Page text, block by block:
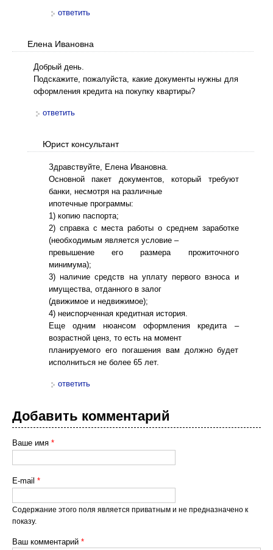
ответить
Елена Ивановна
Добрый день.
Подскажите, пожалуйста, какие документы нужны для
оформления кредита на покупку квартиры?
ответить
Юрист консультант
Здравствуйте, Елена Ивановна.
Основной пакет документов, который требуют
банки, несмотря на различные
ипотечные программы:
1) копию паспорта;
2) справка с места работы о среднем заработке
(необходимым является условие –
превышение его размера прожиточного
минимума);
3) наличие средств на уплату первого взноса и
имущества, отданного в залог
(движимое и недвижимое);
4) неиспорченная кредитная история.
Еще одним нюансом оформления кредита –
возрастной ценз, то есть на момент
планируемого его погашения вам должно будет
исполниться не более 65 лет.
ответить
Добавить комментарий
Ваше имя *
E-mail *
Содержание этого поля является приватным и не предназначено к
показу.
Ваш комментарий *